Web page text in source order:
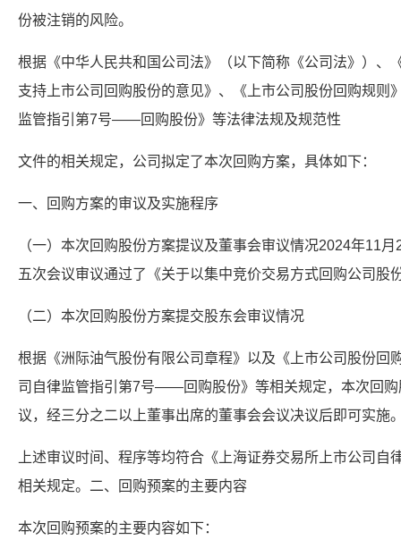
份被注销的风险。
根据《中华人民共和国公司法》（以下简称《公司法》）、
支持上市公司回购股份的意见》、《上市公司股份回购规则
监管指引第7号——回购股份》等法律法规及规范性
文件的相关规定，公司拟定了本次回购方案，具体如下：
一、回购方案的审议及实施程序
（一）本次回购股份方案提议及董事会审议情况2024年11
五次会议审议通过了《关于以集中竞价交易方式回购公司股
（二）本次回购股份方案提交股东会审议情况
根据《洲际油气股份有限公司章程》以及《上市公司股份回
司自律监管指引第7号——回购股份》等相关规定，本次回
议，经三分之二以上董事出席的董事会会议决议后即可实施
上述审议时间、程序等均符合《上海证券交易所上市公司
相关规定。二、回购预案的主要内容
本次回购预案的主要内容如下：